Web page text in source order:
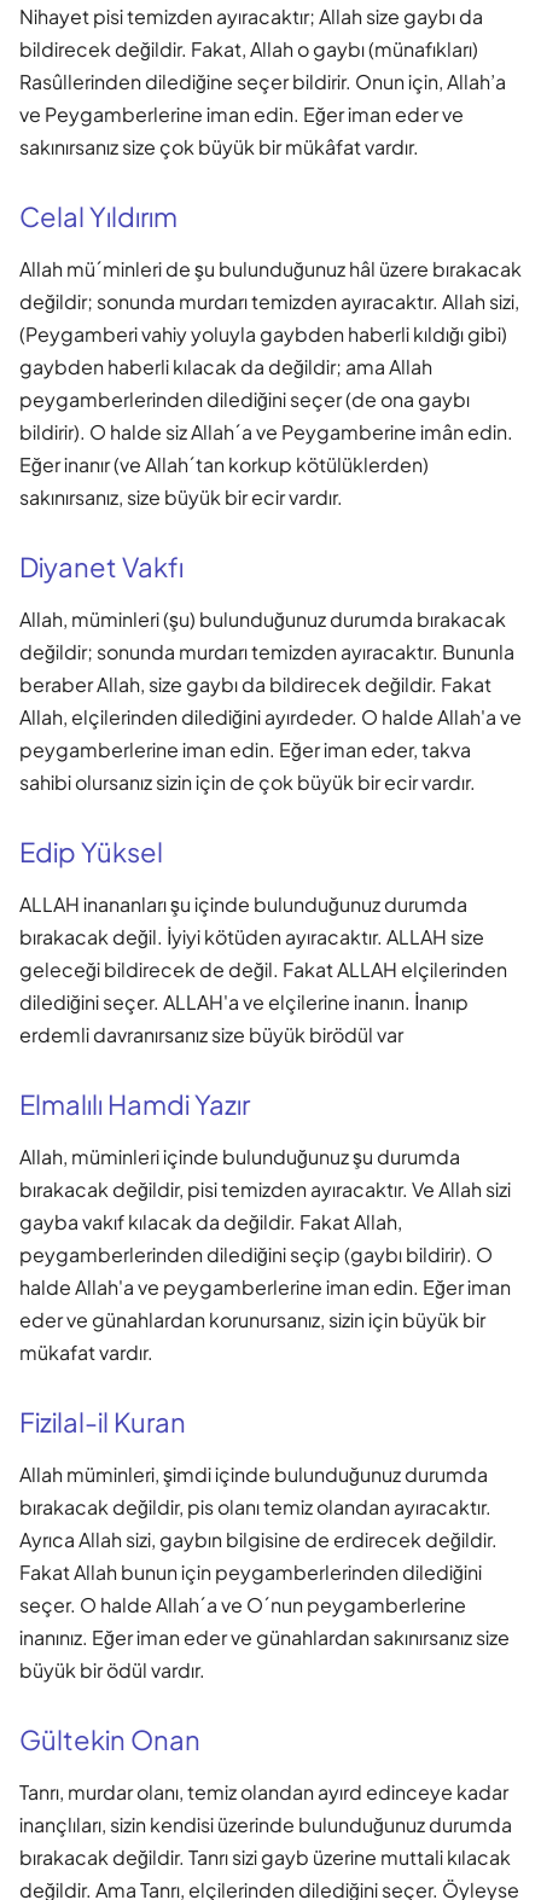
Nihayet pisi temizden ayıracaktır; Allah size gaybı da
bildirecek değildir. Fakat, Allah o gaybı (münafıkları)
Rasûllerinden dilediğine seçer bildirir. Onun için, Allah’a
ve Peygamberlerine iman edin. Eğer iman eder ve
sakınırsanız size çok büyük bir mükâfat vardır.
Celal Yıldırım
Allah mü´minleri de şu bulunduğunuz hâl üzere bırakacak
değildir; sonunda murdarı temizden ayıracaktır. Allah sizi,
(Peygamberi vahiy yoluyla gaybden haberli kıldığı gibi)
gaybden haberli kılacak da değildir; ama Allah
peygamberlerinden dilediğini seçer (de ona gaybı
bildirir). O halde siz Allah´a ve Peygamberine imân edin.
Eğer inanır (ve Allah´tan korkup kötülüklerden)
sakınırsanız, size büyük bir ecir vardır.
Diyanet Vakfı
Allah, müminleri (şu) bulunduğunuz durumda bırakacak
değildir; sonunda murdarı temizden ayıracaktır. Bununla
beraber Allah, size gaybı da bildirecek değildir. Fakat
Allah, elçilerinden dilediğini ayırdeder. O halde Allah'a ve
peygamberlerine iman edin. Eğer iman eder, takva
sahibi olursanız sizin için de çok büyük bir ecir vardır.
Edip Yüksel
ALLAH inananları şu içinde bulunduğunuz durumda
bırakacak değil. İyiyi kötüden ayıracaktır. ALLAH size
geleceği bildirecek de değil. Fakat ALLAH elçilerinden
dilediğini seçer. ALLAH'a ve elçilerine inanın. İnanıp
erdemli davranırsanız size büyük birödül var
Elmalılı Hamdi Yazır
Allah, müminleri içinde bulunduğunuz şu durumda
bırakacak değildir, pisi temizden ayıracaktır. Ve Allah sizi
gayba vakıf kılacak da değildir. Fakat Allah,
peygamberlerinden dilediğini seçip (gaybı bildirir). O
halde Allah'a ve peygamberlerine iman edin. Eğer iman
eder ve günahlardan korunursanız, sizin için büyük bir
mükafat vardır.
Fizilal-il Kuran
Allah müminleri, şimdi içinde bulunduğunuz durumda
bırakacak değildir, pis olanı temiz olandan ayıracaktır.
Ayrıca Allah sizi, gaybın bilgisine de erdirecek değildir.
Fakat Allah bunun için peygamberlerinden dilediğini
seçer. O halde Allah´a ve O´nun peygamberlerine
inanınız. Eğer iman eder ve günahlardan sakınırsanız size
büyük bir ödül vardır.
Gültekin Onan
Tanrı, murdar olanı, temiz olandan ayırd edinceye kadar
inançlıları, sizin kendisi üzerinde bulunduğunuz durumda
bırakacak değildir. Tanrı sizi gayb üzerine muttali kılacak
değildir. Ama Tanrı, elçilerinden dilediğini seçer. Öyleyse